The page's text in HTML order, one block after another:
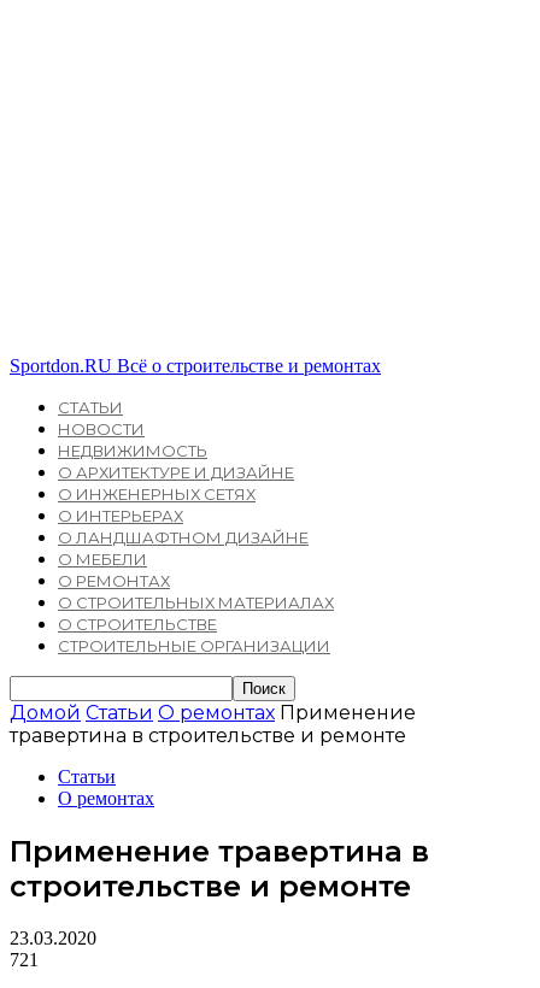
Sportdon.RU Всё о строительстве и ремонтах
СТАТЬИ
НОВОСТИ
НЕДВИЖИМОСТЬ
О АРХИТЕКТУРЕ И ДИЗАЙНЕ
О ИНЖЕНЕРНЫХ СЕТЯХ
О ИНТЕРЬЕРАХ
О ЛАНДШАФТНОМ ДИЗАЙНЕ
О МЕБЕЛИ
О РЕМОНТАХ
О СТРОИТЕЛЬНЫХ МАТЕРИАЛАХ
О СТРОИТЕЛЬСТВЕ
СТРОИТЕЛЬНЫЕ ОРГАНИЗАЦИИ
Домой Статьи О ремонтах Применение
травертина в строительстве и ремонте
Статьи
О ремонтах
Применение травертина в
строительстве и ремонте
23.03.2020
721